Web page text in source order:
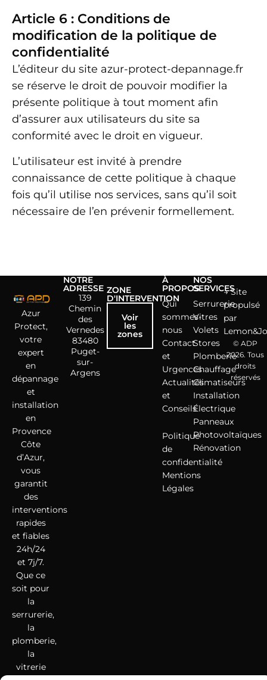
Article 6 : Conditions de
modification de la politique de
confidentialité
L’éditeur du site azur-protect-depannage.fr
se réserve le droit de pouvoir modifier la
présente politique à tout moment afin
d’assurer aux utilisateurs du site sa
conformité avec le droit en vigueur.
L’utilisateur est invité à prendre
connaissance de cette politique à chaque
fois qu’il utilise nos services, sans qu’il soit
nécessaire de l’en prévenir formellement.
NOTRE
ADRESSE
139
Chemin
des
Vernedes
83480
Puget-
sur-
Argens
ZONE
D'INTERVENTION
Voir
les
zones
Azur
Protect,
votre
expert
en
dépannage
et
installation
en
Provence
Côte
d’Azur,
vous
garantit
des
interventions
rapides
et fiables
24h/24
et 7j/7.
Que ce
soit pour
la
serrurerie,
la
plomberie,
la
vitrerie
À
PROPOS
Qui
sommes-
nous
Contact
et
Urgences
Actualités
et
Conseils
Politique
de
confidentialité
Mentions
Légales
NOS
SERVICES
Serrurerie
Vitres
Volets
Stores
Plomberie
Chauffage
Climatiseurs
Installation
Électrique
Panneaux
Photovoltaïques
Rénovation
→ Site
propulsé
par
© ADP
2026. Tous
droits
réservés